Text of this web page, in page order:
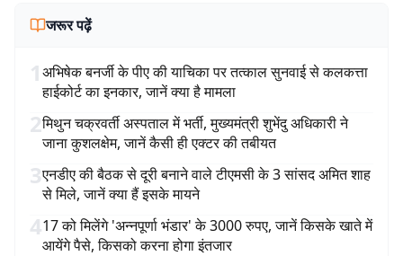
जरूर पढ़ें
1अभिषेक बनर्जी के पीए की याचिका पर तत्काल सुनवाई से कलकत्ता
हाईकोर्ट का इनकार, जानें क्या है मामला
2मिथुन चक्रवर्ती अस्पताल में भर्ती, मुख्यमंत्री शुभेंदु अधिकारी ने
जाना कुशलक्षेम, जानें कैसी ही एक्टर की तबीयत
3एनडीए की बैठक से दूरी बनाने वाले टीएमसी के 3 सांसद अमित शाह
से मिले, जानें क्या हैं इसके मायने
417 को मिलेंगे 'अन्नपूर्णा भंडार' के 3000 रुपए, जानें किसके खाते में
आयेंगे पैसे, किसको करना होगा इंतजार